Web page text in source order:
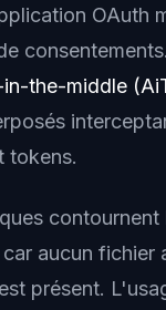
OAuth
the-middle
tokens.
contournent
aucun fichier
présent.